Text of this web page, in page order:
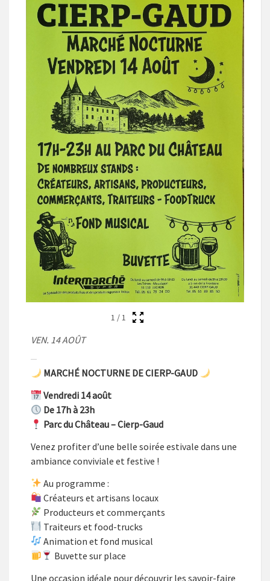
1 /1
VEN. 14 AOÛT
MARCHÉ NOCTURNE DE CIERP-GAUD
Vendredi 14 août
De 17h à 23h
Parc du Château – Cierp-Gaud
Venez profiter d’une belle soirée estivale dans une
ambiance conviviale et festive !
Au programme :
Créateurs et artisans locaux
Producteurs et commerçants
Traiteurs et food-trucks
Animation et fond musical
Buvette sur place
Une occasion idéale pour découvrir les savoir-faire